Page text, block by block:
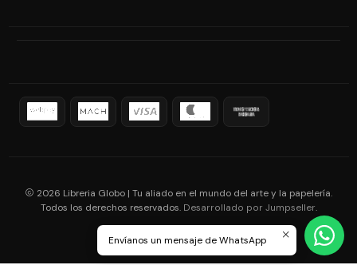
2026 Libreria Globo | Tu aliado en el mundo del arte y la papelería.
Todos los derechos reservados. Desarrollado por Jumpseller.
Envíanos un mensaje de WhatsApp